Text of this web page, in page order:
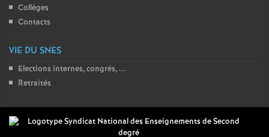
Collèges
Contacts
VIE DU SNES
Elections internes, congrés, ...
Retraités